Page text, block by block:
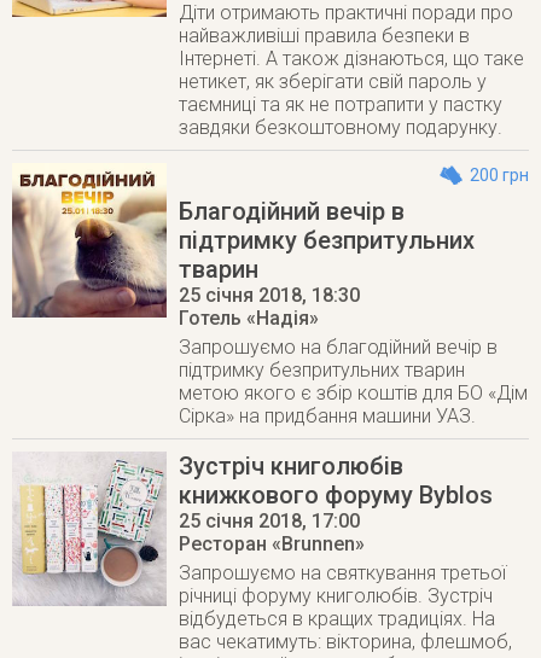
Діти отримають практичні поради про
найважливіші правила безпеки в
Інтернеті. А також дізнаються, що таке
нетикет, як зберігати свій пароль у
таємниці та як не потрапити у пастку
завдяки безкоштовному подарунку.
200 грн
Благодійний вечір в
підтримку безпритульних
тварин
25 січня 2018, 18:30
Готель «Надія»
Запрошуємо на благодійний вечір в
підтримку безпритульних тварин
метою якого є збір коштів для БО «Дім
Сірка» на придбання машини УАЗ.
Зустріч книголюбів
книжкового форуму Byblos
25 січня 2018, 17:00
Ресторан «Brunnen»
Запрошуємо на святкування третьої
річниці форуму книголюбів. Зустріч
відбудеться в кращих традиціях. На
вас чекатимуть: вікторина, флешмоб,